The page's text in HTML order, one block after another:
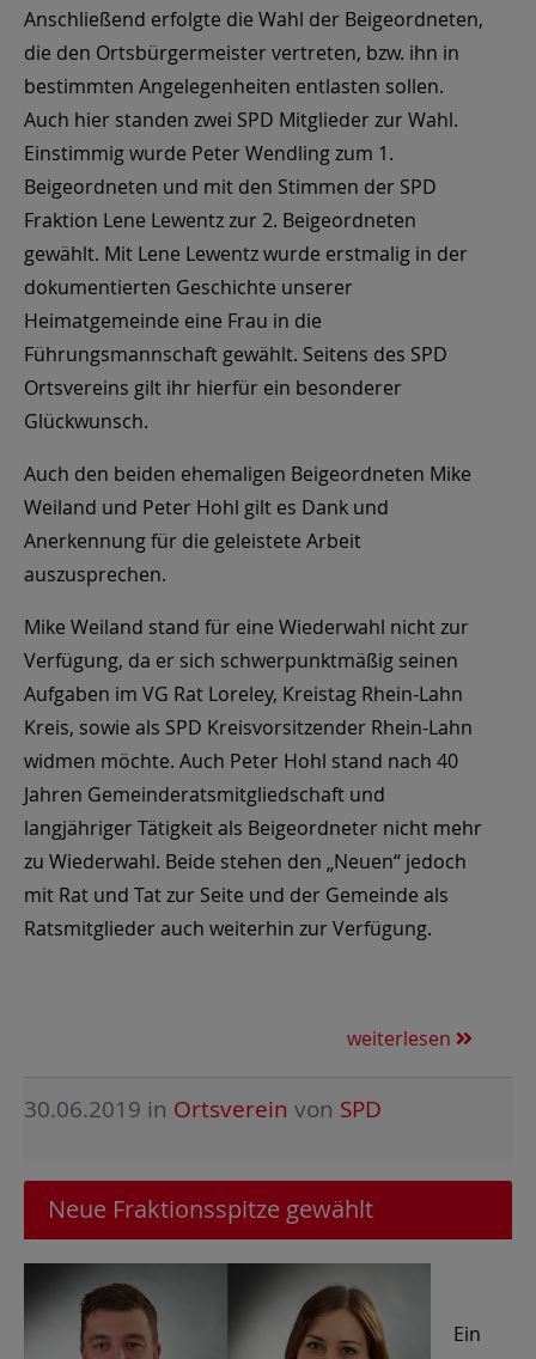
Anschließend erfolgte die Wahl der Beigeordneten,
die den Ortsbürgermeister vertreten, bzw. ihn in
bestimmten Angelegenheiten entlasten sollen.
Auch hier standen zwei SPD Mitglieder zur Wahl.
Einstimmig wurde Peter Wendling zum 1.
Beigeordneten und mit den Stimmen der SPD
Fraktion Lene Lewentz zur 2. Beigeordneten
gewählt. Mit Lene Lewentz wurde erstmalig in der
dokumentierten Geschichte unserer
Heimatgemeinde eine Frau in die
Führungsmannschaft gewählt. Seitens des SPD
Ortsvereins gilt ihr hierfür ein besonderer
Glückwunsch.
Auch den beiden ehemaligen Beigeordneten Mike
Weiland und Peter Hohl gilt es Dank und
Anerkennung für die geleistete Arbeit
auszusprechen.
Mike Weiland stand für eine Wiederwahl nicht zur
Verfügung, da er sich schwerpunktmäßig seinen
Aufgaben im VG Rat Loreley, Kreistag Rhein-Lahn
Kreis, sowie als SPD Kreisvorsitzender Rhein-Lahn
widmen möchte. Auch Peter Hohl stand nach 40
Jahren Gemeinderatsmitgliedschaft und
langjähriger Tätigkeit als Beigeordneter nicht mehr
zu Wiederwahl. Beide stehen den „Neuen“ jedoch
mit Rat und Tat zur Seite und der Gemeinde als
Ratsmitglieder auch weiterhin zur Verfügung.
weiterlesen
30.06.2019 in Ortsverein von SPD
Neue Fraktionsspitze gewählt
Ein